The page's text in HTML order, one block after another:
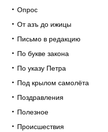
Опрос
От азъ до ижицы
Письмо в редакцию
По букве закона
По указу Петра
Под крылом самолёта
Поздравления
Полезное
Происшествия